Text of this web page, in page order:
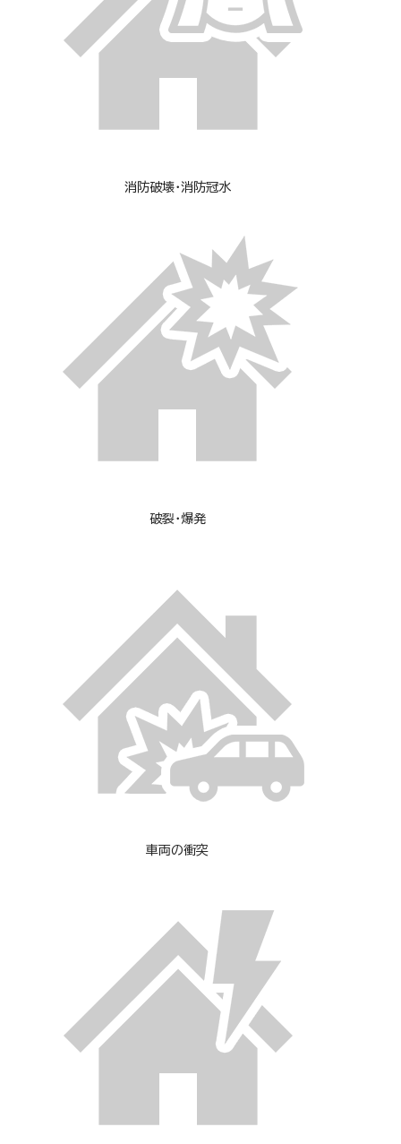
消防破壊・消防冠水
破裂・爆発
車両の衝突